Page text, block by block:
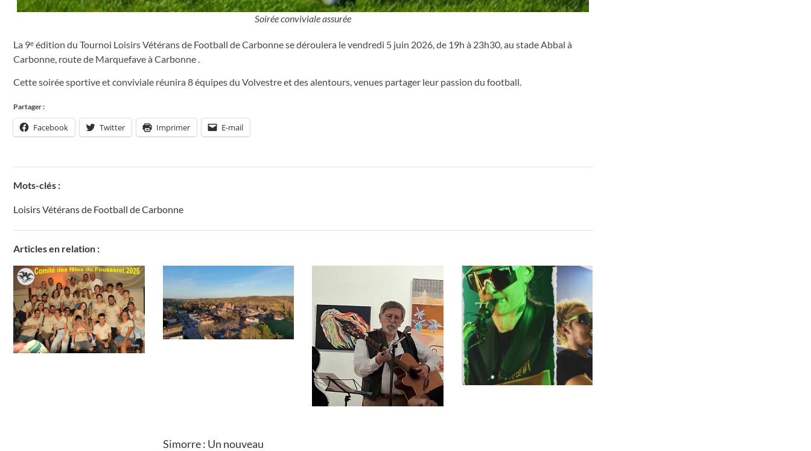
Soirée conviviale assurée
La 9ᵉ édition du Tournoi Loisirs Vétérans de Football de Carbonne se déroulera le vendredi 5 juin 2026, de 19h à 23h30, au stade Abbal à
Carbonne, route de Marquefave à Carbonne .
Cette soirée sportive et conviviale réunira 8 équipes du Volvestre et des alentours, venues partager leur passion du football.
Partager :
Facebook Twitter Imprimer E-mail
Mots-clés :
Loisirs Vétérans de Football de Carbonne
Articles en relation :
Simorre : Un nouveau